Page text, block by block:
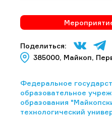
Поделиться:
385000, Майкоп,
Федеральное
образовательное
образования
технологический